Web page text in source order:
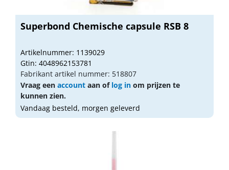
Superbond Chemische capsule RSB 8
Artikelnummer: 1139029
Gtin: 4048962153781
Fabrikant artikel nummer: 518807
Vraag een account aan of log in om prijzen te
kunnen zien.
Vandaag besteld, morgen geleverd